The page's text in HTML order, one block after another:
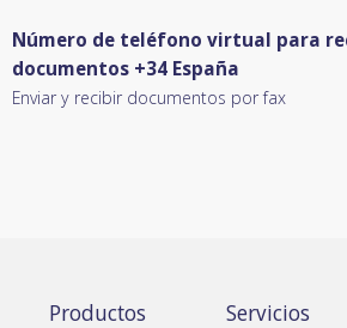
Número de teléfono virtual para
documentos +34 España
Enviar y recibir documentos por fax
Productos Servicios